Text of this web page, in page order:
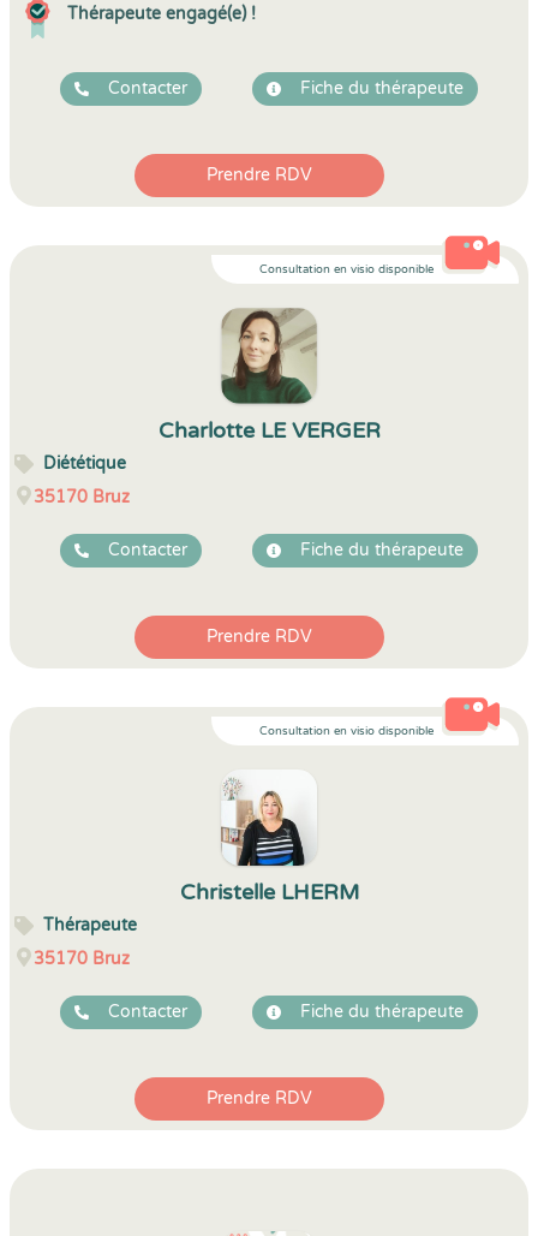
Thérapeute engagé(e) !
Contacter Fiche du thérapeute
Prendre RDV
Consultation en visio disponible
Charlotte LE VERGER
Diététique
35170 Bruz
Contacter Fiche du thérapeute
Prendre RDV
Consultation en visio disponible
Christelle LHERM
Thérapeute
35170 Bruz
Contacter Fiche du thérapeute
Prendre RDV